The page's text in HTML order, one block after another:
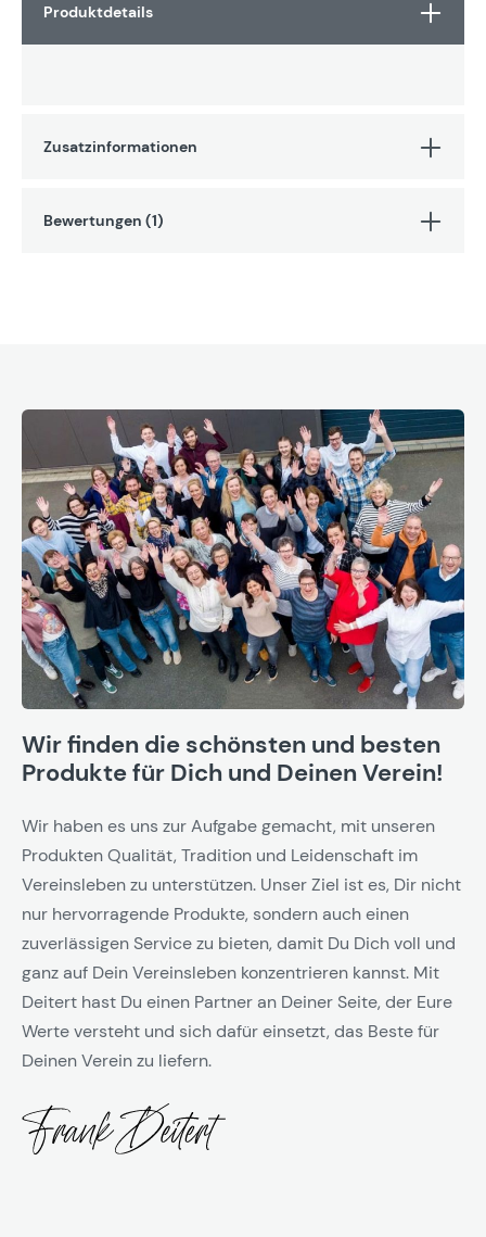
Produktdetails
Zusatzinformationen
Bewertungen (1)
Wir finden die schönsten und besten
Produkte für Dich und Deinen Verein!
Wir haben es uns zur Aufgabe gemacht, mit unseren
Produkten Qualität, Tradition und Leidenschaft im
Vereinsleben zu unterstützen. Unser Ziel ist es, Dir nicht
nur hervorragende Produkte, sondern auch einen
zuverlässigen Service zu bieten, damit Du Dich voll und
ganz auf Dein Vereinsleben konzentrieren kannst. Mit
Deitert hast Du einen Partner an Deiner Seite, der Eure
Werte versteht und sich dafür einsetzt, das Beste für
Deinen Verein zu liefern.